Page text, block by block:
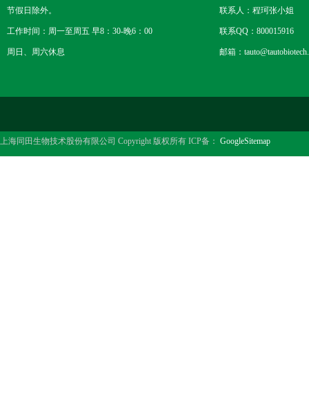
节假日除外。
工作时间：周一至周五 早8：30-晚6：00
周日、周六休息
联系人：程珂张小姐
联系QQ：800015916
邮箱：
上海同田生物技术股份有限公司 Copyright 版权所有 ICP备： GoogleSitemap